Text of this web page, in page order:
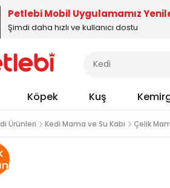
Petlebi Mobil Uygulamamız
Şimdi daha hızlı ve kullanıcı dostu
Köpek Kuş
Ürünleri Kedi Mama ve Su Kabı Çelik